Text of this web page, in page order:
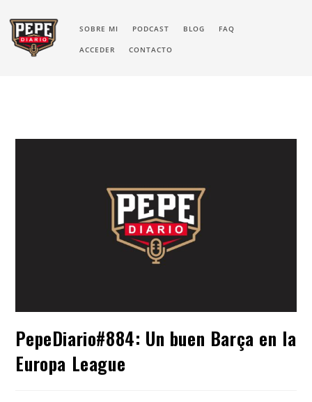
SOBRE MI PODCAST BLOG FAQ
ACCEDER CONTACTO
PepeDiario#884: Un buen Barça en la
Europa League